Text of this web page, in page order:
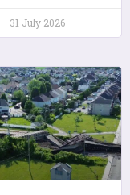
31 July 2026